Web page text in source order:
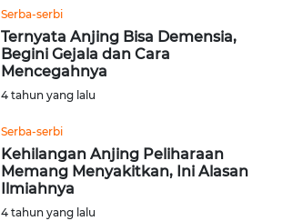
Serba-serbi
Ternyata Anjing Bisa Demensia,
Begini Gejala dan Cara
Mencegahnya
4 tahun yang lalu
Serba-serbi
Kehilangan Anjing Peliharaan
Memang Menyakitkan, Ini Alasan
Ilmiahnya
4 tahun yang lalu